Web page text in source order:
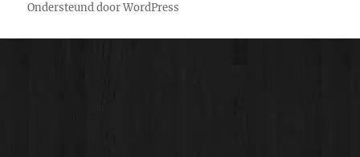
Ondersteund door WordPress